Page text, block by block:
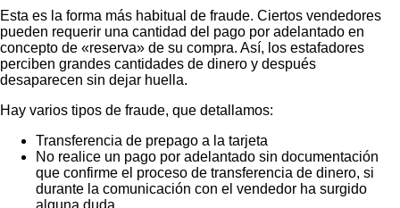
Esta es la forma más habitual de fraude. Ciertos vendedores
pueden requerir una cantidad del pago por adelantado en
concepto de «reserva» de su compra. Así, los estafadores
perciben grandes cantidades de dinero y después
desaparecen sin dejar huella.
Hay varios tipos de fraude, que detallamos:
Transferencia de prepago a la tarjeta
No realice un pago por adelantado sin documentación
que confirme el proceso de transferencia de dinero, si
durante la comunicación con el vendedor ha surgido
alguna duda.